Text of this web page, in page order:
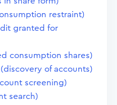
restraint)
granted for
consumption shares)
of accounts)
screening)
search)